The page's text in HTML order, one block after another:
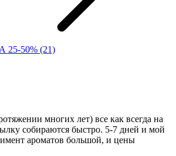
50% (21)
многих лет) все как всегда на
собираются быстро. 5-7 дней и мой
ароматов большой, и цены